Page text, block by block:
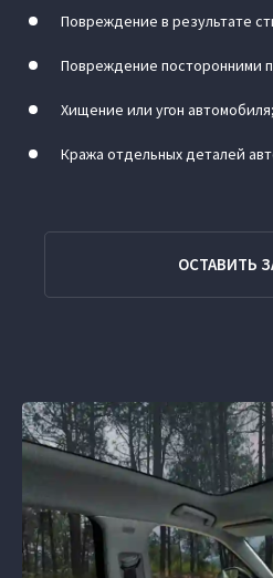
Повреждение в результате
Повреждение посторонними
Хищение или угон автомобиля;
Кража отдельных деталей
ОСТАВИТЬ